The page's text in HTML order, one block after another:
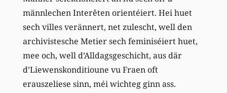
männlechen Interêten orientéiert. Hei huet
sech villes verännert, net zulescht, well den
archivistesche Metier sech feminiséiert huet,
mee och, well d’Alldagsgeschicht, aus där
d’Liewenskonditioune vu Fraen oft
erauszeliese sinn, méi wichteg ginn ass.